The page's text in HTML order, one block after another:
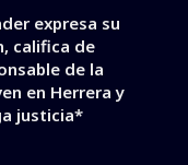
expresa su
califica de
de la
en Herrera y
justicia*